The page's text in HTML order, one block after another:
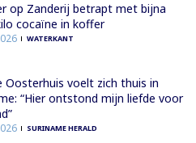
op Zanderij betrapt met bijna
cocaïne in koffer
WATERKANT
Oosterhuis voelt zich thuis in
“Hier ontstond mijn liefde voor
SURINAME HERALD